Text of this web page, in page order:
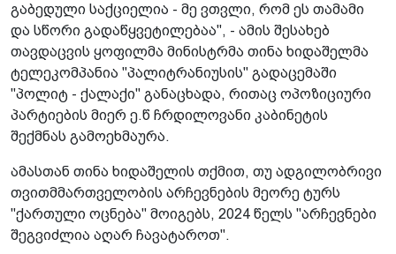
გაბედული საქციელია - მე ვთვლი, რომ ეს თამამი
და სწორი გადაწყვეტილებაა", - ამის შესახებ
თავდაცვის ყოფილმა მინისტრმა თინა ხიდაშელმა
ტელეკომპანია "პალიტრანიუსის" გადაცემაში
"პოლიტ - ქალაქი" განაცხადა, რითაც ოპოზიციური
პარტიების მიერ ე.წ ჩრდილოვანი კაბინეტის
შექმნას გამოეხმაურა.
ამასთან თინა ხიდაშელის თქმით, თუ ადგილობრივი
თვითმმართველობის არჩევნების მეორე ტურს
"ქართული ოცნება" მოიგებს, 2024 წელს "არჩევნები
შეგვიძლია აღარ ჩავატაროთ".